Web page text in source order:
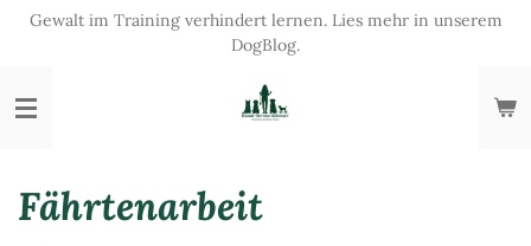
Zum
Gewalt im Training verhindert lernen. Lies mehr in unserem
DogBlog.
Fährtenarbeit